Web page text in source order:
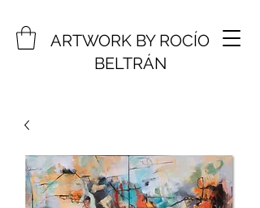
ARTWORK BY ROCÍO
BELTRÁN